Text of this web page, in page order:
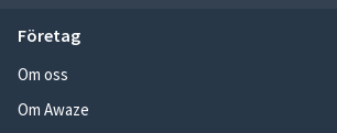
Företag
Om oss
Om Awaze